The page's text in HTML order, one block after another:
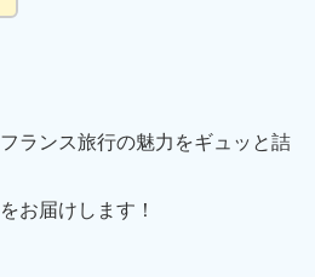
ランス旅行の魅力をギュッと詰
お届けします！